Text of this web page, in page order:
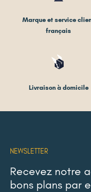
Marque et service
français
Livraison à domicile
NEWSLETTER
Recevez notre
bons plans par